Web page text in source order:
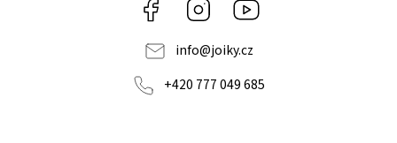
Facebook Instagram
info@joiky.cz
+420 777 049 685